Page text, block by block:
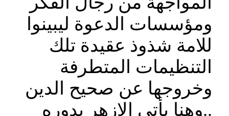
ومؤسسات الدعوة ليبينوا
للامة شذوذ عقيدة تلك
التنظيمات المتطرفة
وخروجها عن صحيح الدين
..وهنا يأتي الازهر بدوره